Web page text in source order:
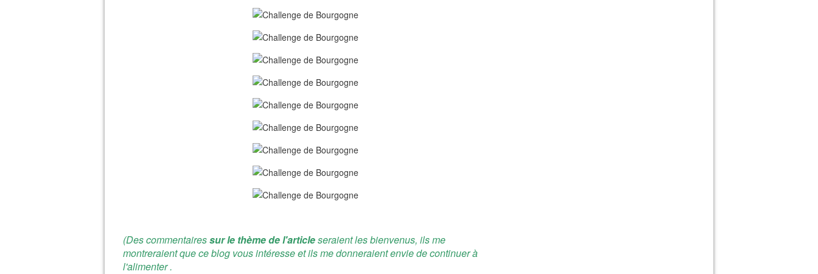
(Des commentairessur le thème de l'articleseraient les bienvenus, ils me
montreraient que ce blog vous intéresse et ils me donneraient envie de continuer à
l'alimenter .